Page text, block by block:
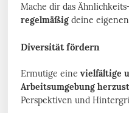
Mache dir das
regelmäßig deine
Diversität fördern
Ermutige einevielfältige
Arbeitsumgebung
Perspektiven und